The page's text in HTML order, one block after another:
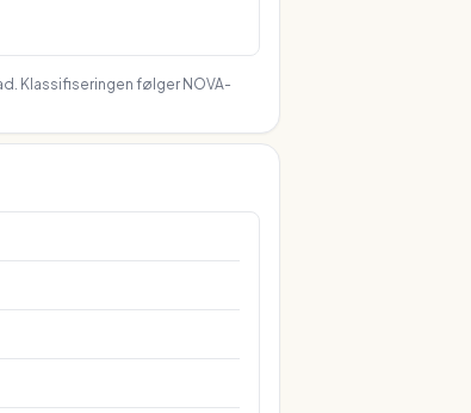
Klassifiseringen følger NOVA-